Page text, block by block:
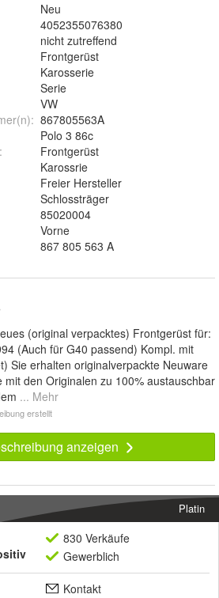
Neu
4052355076380
nicht zutreffend
Frontgerüst
Karosserie
Serie
VW
: 867805563A
Polo 3 86c
:
Frontgerüst
Karossrie
Freier Hersteller
Schlossträger
85020004
Vorne
867 805 563 A
(original verpacktes) Frontgerüst für:
(Auch für G40 passend) Kompl. mit
Sie erhalten originalverpackte Neuware
den Originalen zu 100% austauschbar
... Mehr
erstellt
anzeigen
Platin
830 Verkäufe
Gewerblich
Kontakt